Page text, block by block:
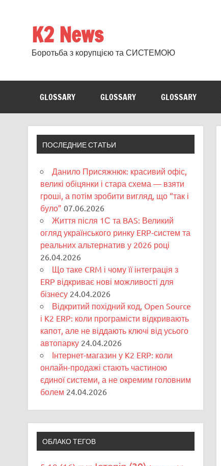
K2 News
Боротьба з корупцією та СИСТЕМОЮ
GLOSSARY GLOSSARY GLOSSARY
ПОСЛЕДНИЕ СТАТЬИ
Данило Присяжнюк: красивий офіс,
великі обіцянки і стара схема — взяти
гроші, а потім зробити вигляд, що “так і
було” 07.06.2026
Життя після 1С та BAS: Великий
огляд українського ринку ERP-систем та
реальних альтернатив у 2026 році
26.04.2026
Що таке CRM і чому її інтеграція з
ERP відкриває нові можливості для
бізнесу 24.04.2026
Відкритий похідний код, Open Source
і K2 ERP: коли програмісти відкривають
капот, але не віддають ключі від усього
автопарку 24.04.2026
Інтернет-магазин у K2 ERP: коли
онлайн-продажі стають частиною
єдиної системи, а не окремим головним
болем 24.04.2026
ОБЛАКО ТЕГОВ